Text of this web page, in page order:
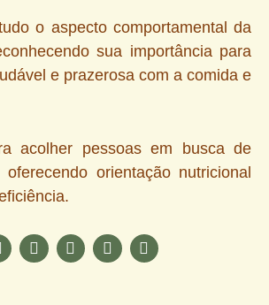
o aspecto comportamental da
sua importância para
e prazerosa com a comida e
acolher pessoas em busca de
orientação nutricional
F
a
L
i
T
i
Y
o